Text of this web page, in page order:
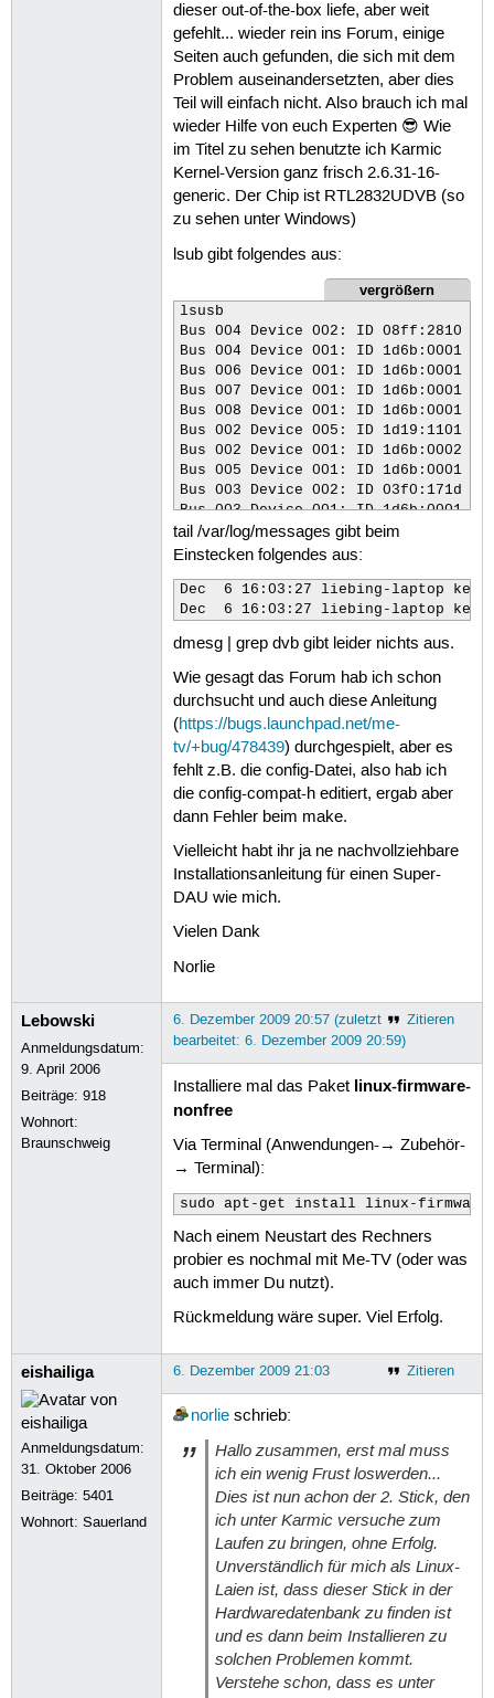
dieser out-of-the-box liefe, aber weit
gefehlt... wieder rein ins Forum, einige
Seiten auch gefunden, die sich mit dem
Problem auseinandersetzten, aber dies
Teil will einfach nicht. Also brauch ich mal
wieder Hilfe von euch Experten 😎 Wie
im Titel zu sehen benutzte ich Karmic
Kernel-Version ganz frisch 2.6.31-16-
generic. Der Chip ist RTL2832UDVB (so
zu sehen unter Windows)
lsub gibt folgendes aus:
vergrößern
lsusb
Bus 004 Device 002: ID 08ff:2810
Bus 004 Device 001: ID 1d6b:0001
Bus 006 Device 001: ID 1d6b:0001
Bus 007 Device 001: ID 1d6b:0001
Bus 008 Device 001: ID 1d6b:0001
Bus 002 Device 005: ID 1d19:1101
Bus 002 Device 001: ID 1d6b:0002
Bus 005 Device 001: ID 1d6b:0001
Bus 003 Device 002: ID 03f0:171d
Bus 003 Device 001: ID 1d6b:0001
tail /var/log/messages gibt beim
Einstecken folgendes aus:
Dec  6 16:03:27 liebing-laptop
dmesg | grep dvb gibt leider nichts aus.
Wie gesagt das Forum hab ich schon
durchsucht und auch diese Anleitung
(https://bugs.launchpad.net/me-
tv/+bug/478439) durchgespielt, aber es
fehlt z.B. die config-Datei, also hab ich
die config-compat-h editiert, ergab aber
dann Fehler beim make.
Vielleicht habt ihr ja ne nachvollziehbare
Installationsanleitung für einen Super-
DAU wie mich.
Vielen Dank
Norlie
Lebowski
Anmeldungsdatum:
9. April 2006
Beiträge:918
Wohnort:
Braunschweig
Zitieren
6. Dezember 2009 20:57 (zuletzt
bearbeitet: 6. Dezember 2009 20:59)
Installiere mal das Paket linux-firmware-
nonfree
Via Terminal (Anwendungen-→ Zubehör-
→ Terminal):
sudo apt-get install linux-firmware-
Nach einem Neustart des Rechners
probier es nochmal mit Me-TV (oder was
auch immer Du nutzt).
Rückmeldung wäre super. Viel Erfolg.
eishailiga
Anmeldungsdatum:
31. Oktober 2006
Beiträge:5401
Wohnort: Sauerland
Zitieren
6. Dezember 2009 21:03
norlieschrieb:
Hallo zusammen, erst mal muss
ich ein wenig Frust loswerden...
Dies ist nun achon der 2. Stick, den
ich unter Karmic versuche zum
Laufen zu bringen, ohne Erfolg.
Unverständlich für mich als Linux-
Laien ist, dass dieser Stick in der
Hardwaredatenbank zu finden ist
und es dann beim Installieren zu
solchen Problemen kommt.
Verstehe schon, dass es unter